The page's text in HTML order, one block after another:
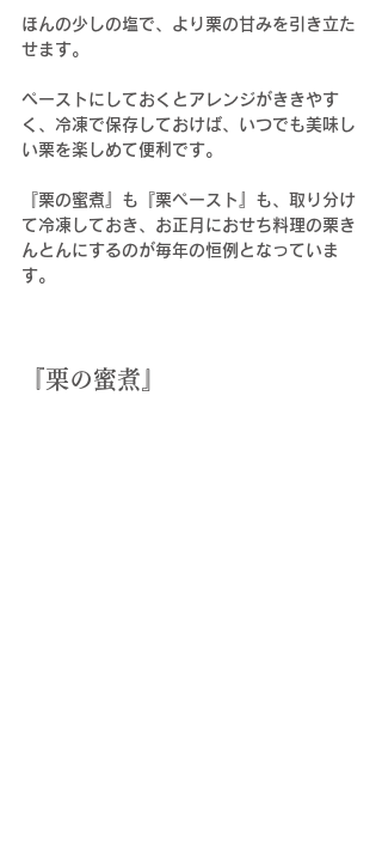
ほんの少しの塩で、より栗の甘みを引き立た
せます。
ペーストにしておくとアレンジがききやす
く、冷凍で保存しておけば、いつでも美味し
い栗を楽しめて便利です。
『栗の蜜煮』も『栗ペースト』も、取り分け
て冷凍しておき、お正月におせち料理の栗き
んとんにするのが毎年の恒例となっていま
す。
『栗の蜜煮』